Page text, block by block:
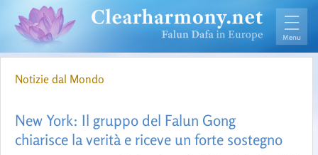
Notizie dal Mondo
New York: Il gruppo del Falun Gong
chiarisce la verità e riceve un forte sostegno